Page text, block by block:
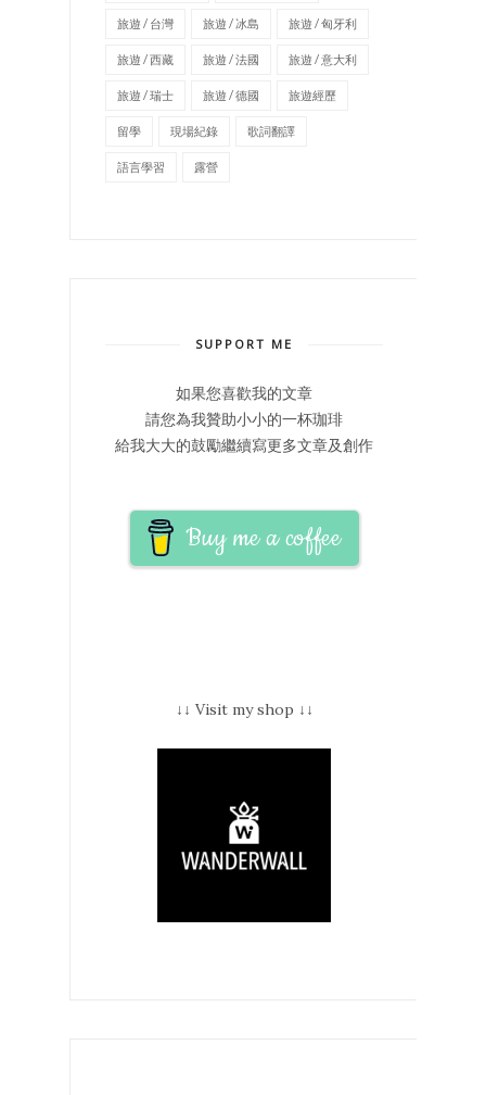
旅遊 / 台灣 旅遊 / 冰島 旅遊 / 匈牙利
旅遊 / 西藏 旅遊 / 法國 旅遊 / 意大利
旅遊 / 瑞士 旅遊 / 德國 旅遊經歷
留學 現場紀錄 歌詞翻譯
語言學習 露營
SUPPORT ME
如果您喜歡我的文章
請您為我贊助小小的一杯珈琲
給我大大的鼓勵繼續寫更多文章及創作
Buy me a coffee
↓↓ Visit my shop ↓↓